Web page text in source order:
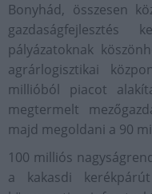
Bonyhád, összesen
gazdaságfejlesztés
pályázatoknak
agrárlogisztikai
millióból piacot
megtermelt
majd megoldani a 90
100 milliós
a kakasdi